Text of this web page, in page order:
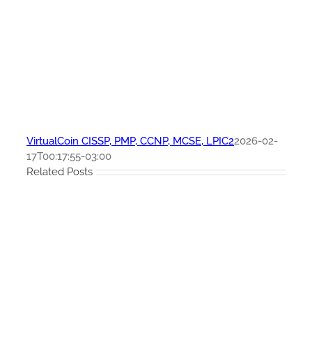
VirtualCoin CISSP, PMP, CCNP, MCSE, LPIC22026-02-
17T00:17:55-03:00
Related Posts